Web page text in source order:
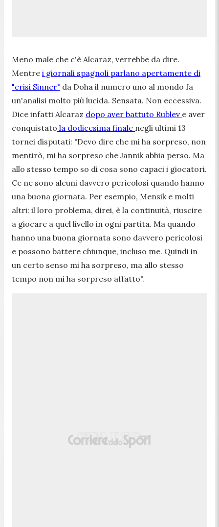
Meno male che c'è Alcaraz, verrebbe da dire.
Mentre i giornali spagnoli parlano apertamente di
"crisi Sinner" da Doha il numero uno al mondo fa
un'analisi molto più lucida. Sensata. Non eccessiva.
Dice infatti Alcaraz dopo aver battuto Rublev e aver
conquistato la dodicesima finale negli ultimi 13
tornei disputati: "Devo dire che mi ha sorpreso, non
mentirò, mi ha sorpreso che Jannik abbia perso. Ma
allo stesso tempo so di cosa sono capaci i giocatori.
Ce ne sono alcuni davvero pericolosi quando hanno
una buona giornata. Per esempio, Mensik e molti
altri: il loro problema, direi, è la continuità, riuscire
a giocare a quel livello in ogni partita. Ma quando
hanno una buona giornata sono davvero pericolosi
e possono battere chiunque, incluso me. Quindi in
un certo senso mi ha sorpreso, ma allo stesso
tempo non mi ha sorpreso affatto".